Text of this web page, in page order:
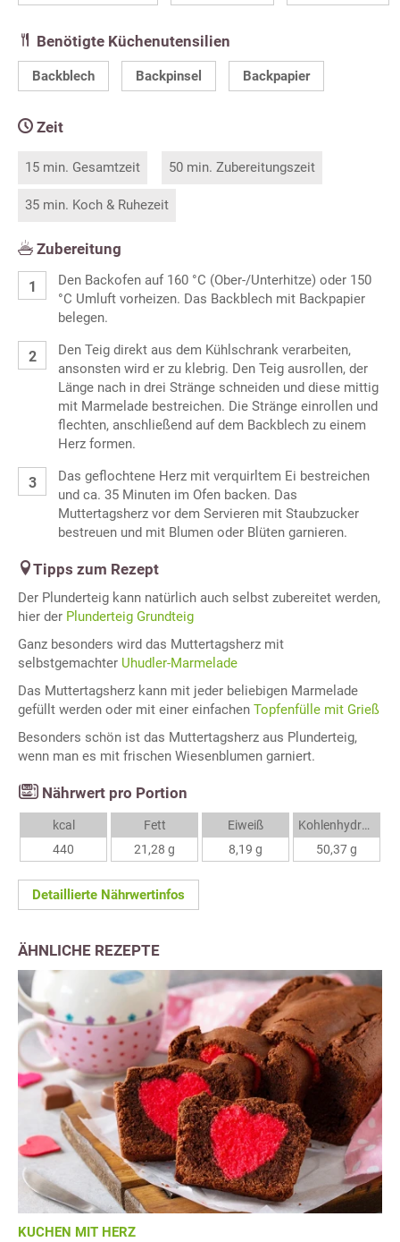
Benötigte Küchenutensilien
Backblech Backpinsel Backpapier
Zeit
15 min. Gesamtzeit 50 min. Zubereitungszeit
35 min. Koch & Ruhezeit
Zubereitung
Den Backofen auf 160 °C (Ober-/Unterhitze) oder 150
°C Umluft vorheizen. Das Backblech mit Backpapier
belegen.
Den Teig direkt aus dem Kühlschrank verarbeiten,
ansonsten wird er zu klebrig. Den Teig ausrollen, der
Länge nach in drei Stränge schneiden und diese mittig
mit Marmelade bestreichen. Die Stränge einrollen und
flechten, anschließend auf dem Backblech zu einem
Herz formen.
Das geflochtene Herz mit verquirltem Ei bestreichen
und ca. 35 Minuten im Ofen backen. Das
Muttertagsherz vor dem Servieren mit Staubzucker
bestreuen und mit Blumen oder Blüten garnieren.
Tipps zum Rezept
Der Plunderteig kann natürlich auch selbst zubereitet werden,
hier der Plunderteig Grundteig
Ganz besonders wird das Muttertagsherz mit
selbstgemachter Uhudler-Marmelade
Das Muttertagsherz kann mit jeder beliebigen Marmelade
gefüllt werden oder mit einer einfachen Topfenfülle mit Grieß
Besonders schön ist das Muttertagsherz aus Plunderteig,
wenn man es mit frischen Wiesenblumen garniert.
Nährwert pro Portion
kcal
440
Fett
21,28 g
Eiweiß
8,19 g
Kohlenhydrate
50,37 g
Detaillierte Nährwertinfos
ÄHNLICHE REZEPTE
KUCHEN MIT HERZ